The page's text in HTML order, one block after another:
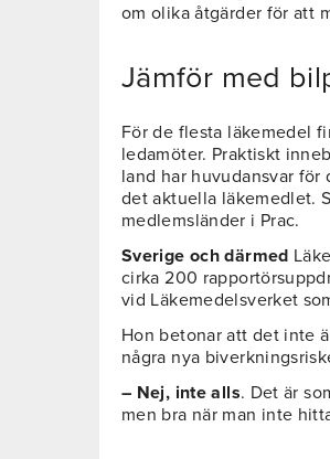
om olika åtgärder för att
Jämför med
För de flesta läkemedel
ledamöter. Praktiskt
land har huvudansvar
det aktuella läkemedlet.
medlemsländer i Prac.
Sverige och därmed
cirka 200
vid Läkemedelsverket
Hon betonar att det inte
några nya
– Nej, inte alls. Det är
men bra när man inte